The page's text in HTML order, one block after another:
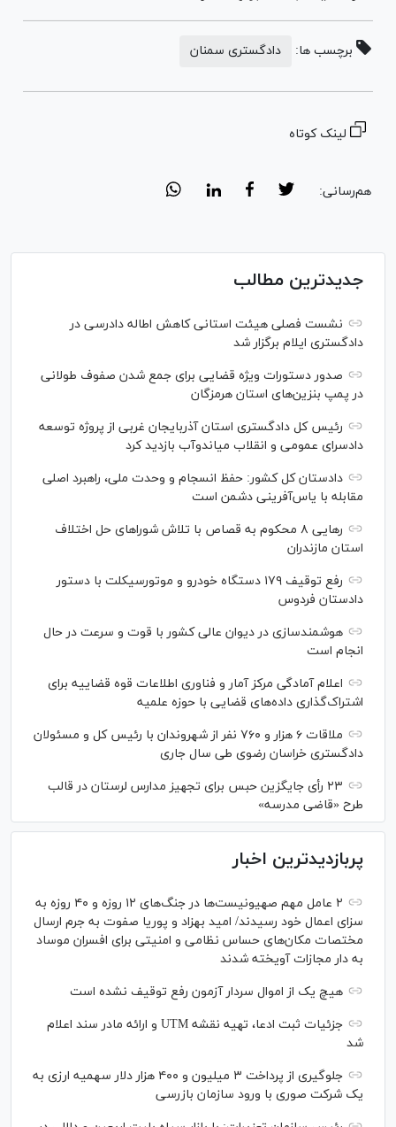
برچسب ها: دادگستری سمنان
لینک کوتاه
هم‌رسانی:
جدیدترین مطالب
نشست فصلی هیئت استانی کاهش اطاله دادرسی در
دادگستری ایلام برگزار شد
صدور دستورات ویژه قضایی برای جمع شدن صفوف طولانی
در پمپ بنزین‌های استان هرمزگان
رئیس کل دادگستری استان آذربایجان غربی از پروژه توسعه
دادسرای عمومی و انقلاب میاندوآب بازدید کرد
دادستان کل کشور: حفظ انسجام و وحدت ملی، راهبرد اصلی
مقابله با یاس‌آفرینی دشمن است
رهایی ۸ محکوم به قصاص با تلاش شورا‌های حل اختلاف
استان مازندران
رفع توقیف ۱۷۹ دستگاه خودرو و موتورسیکلت با دستور
دادستان فردوس
هوشمندسازی در دیوان عالی کشور با قوت و سرعت در حال
انجام است
اعلام آمادگی مرکز آمار و فناوری اطلاعات قوه قضاییه برای
اشتراک‌گذاری داده‌های قضایی با حوزه علمیه
ملاقات ۶ هزار و ۷۶۰ نفر از شهروندان با رئیس کل و مسئولان
دادگستری خراسان رضوی طی سال جاری
۲۳ رأی جایگزین حبس برای تجهیز مدارس لرستان در قالب
طرح «قاضی مدرسه»
پربازدیدترین اخبار
۲ عامل مهم صهیونیست‌ها در جنگ‌های ۱۲ روزه و ۴۰ روزه به
سزای اعمال خود رسیدند/ امید بهزاد و پوریا صفوت به جرم ارسال
مختصات مکان‌های حساس نظامی و امنیتی برای افسران موساد
به دار مجازات آویخته شدند
هیچ یک از اموال سردار آزمون رفع توقیف نشده است
جزئیات ثبت ادعا، تهیه نقشه UTM و ارائه مادر سند اعلام
شد
جلوگیری از پرداخت ۳ میلیون و ۴۰۰ هزار دلار سهمیه ارزی به
یک شرکت صوری با ورود سازمان بازرسی